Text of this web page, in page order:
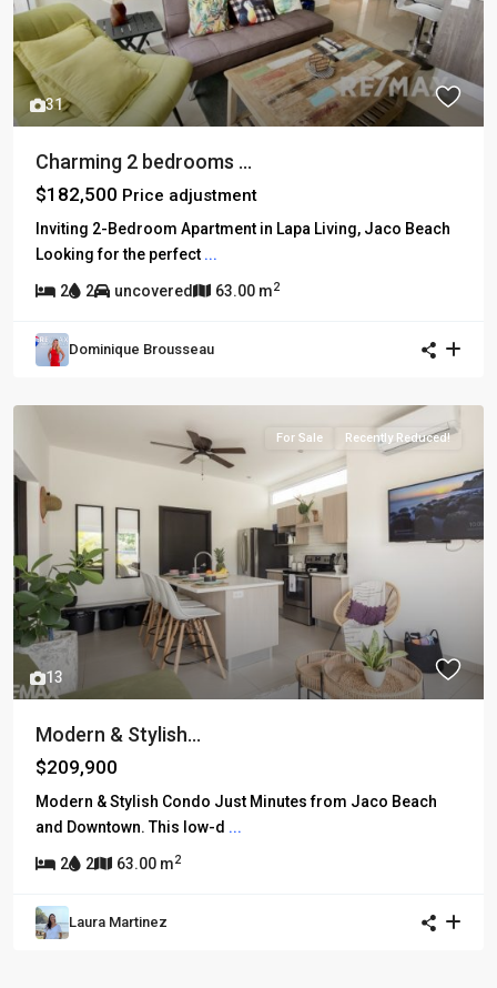
31
Charming 2 bedrooms ...
$182,500 Price adjustment
Inviting 2-Bedroom Apartment in Lapa Living, Jaco Beach
Looking for the perfect ...
2 2 uncovered 63.00 m2
Dominique Brousseau
13
For Sale Recently Reduced!
Modern & Stylish...
$209,900
Modern & Stylish Condo Just Minutes from Jaco Beach
and Downtown. This low-d ...
2 2 63.00 m2
Laura Martinez